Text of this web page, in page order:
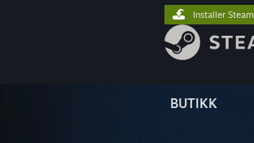
BUTIKK
Installer Steam